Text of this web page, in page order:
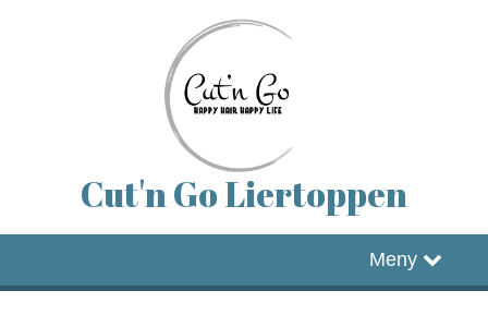
Cut'n Go Liertoppen
Meny